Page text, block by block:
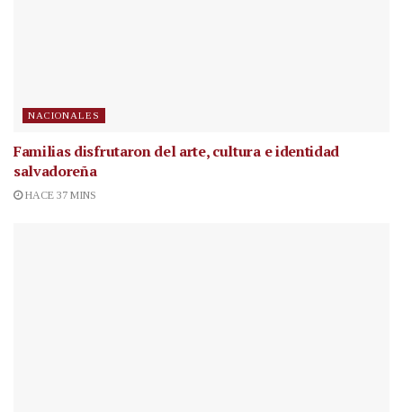
NACIONALES
Familias disfrutaron del arte, cultura e identidad
salvadoreña
HACE 37 MINS